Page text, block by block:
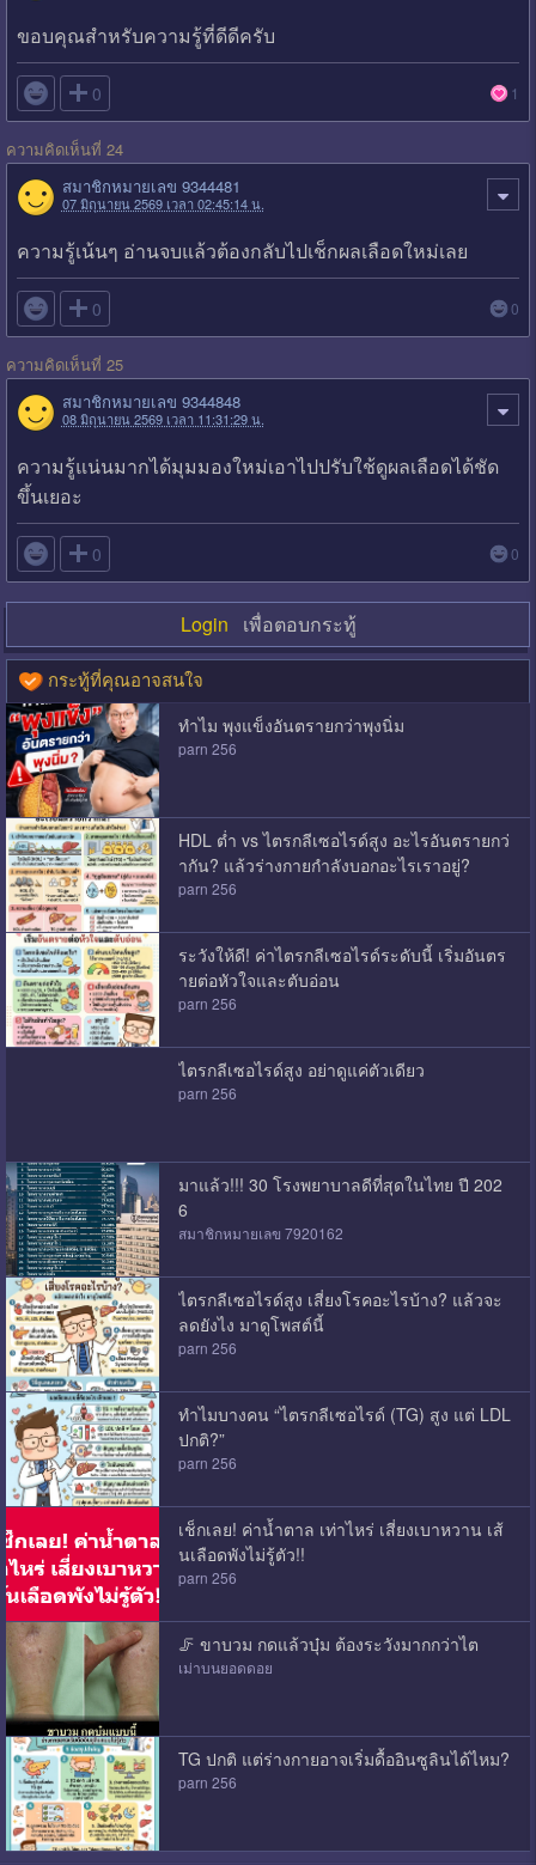
ขอบคุณสำหรับความรู้ที่ดีดีครับ
 0 1
ความคิดเห็นที่ 24
สมาชิกหมายเลข 9344481
07 มิถุนายน 2569 เวลา 02:45:14 น.
ความรู้เน้นๆ อ่านจบแล้วต้องกลับไปเช็กผลเลือดใหม่เลย
 0 0
ความคิดเห็นที่ 25
สมาชิกหมายเลข 9344848
08 มิถุนายน 2569 เวลา 11:31:29 น.
ความรู้แน่นมากได้มุมมองใหม่เอาไปปรับใช้ดูผลเลือดได้ชัด
ขึ้นเยอะ
 0 0
Login เพื่อตอบกระทู้
กระทู้ที่คุณอาจสนใจ
ทำไม พุงแข็งอันตรายกว่าพุงนิ่ม
parn 256
HDL ต่ำ vs ไตรกลีเซอไรด์สูง อะไรอันตรายกว่
ากัน? แล้วร่างกายกำลังบอกอะไรเราอยู่?
parn 256
ระวังให้ดี! ค่าไตรกลีเซอไรด์ระดับนี้ เริ่มอันตร
ายต่อหัวใจและตับอ่อน
parn 256
ไตรกลีเซอไรด์สูง อย่าดูแค่ตัวเดียว
parn 256
มาแล้ว!!! 30 โรงพยาบาลดีที่สุดในไทย ปี 202
6
สมาชิกหมายเลข 7920162
ไตรกลีเซอไรด์สูง เสี่ยงโรคอะไรบ้าง? แล้วจะ
ลดยังไง มาดูโพสต์นี้
parn 256
ทำไมบางคน “ไตรกลีเซอไรด์ (TG) สูง แต่ LDL
ปกติ?”
parn 256
เช็กเลย! ค่าน้ำตาล เท่าไหร่ เสี่ยงเบาหวาน เส้
นเลือดพังไม่รู้ตัว!!
parn 256
🦵​ ขาบวม กดแล้วบุ๋ม ต้องระวังมากกว่าไต
เม่าบนยอดดอย
TG ปกติ แต่ร่างกายอาจเริ่มดื้ออินซูลินได้ไหม?
parn 256